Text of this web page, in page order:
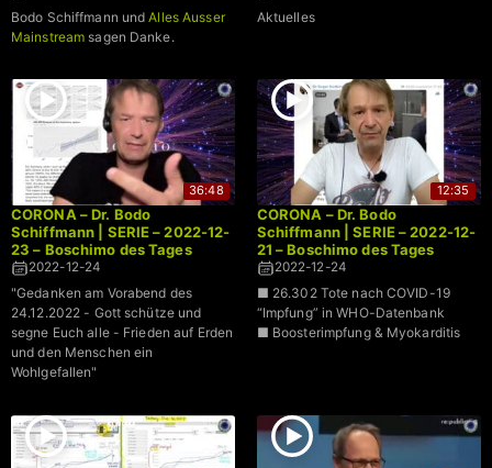
Bodo Schiffmann undAlles Ausser
Mainstream sagen Danke.
Aktuelles
36:48
CORONA – Dr. Bodo
Schiffmann | SERIE – 2022-12-
23 – Boschimo des Tages
2022-12-24
"Gedanken am Vorabend des
24.12.2022 - Gott schütze und
segne Euch alle - Frieden auf Erden
und den Menschen ein
Wohlgefallen"
12:35
CORONA – Dr. Bodo
Schiffmann | SERIE – 2022-12-
21 – Boschimo des Tages
2022-12-24
■ 26.302 Tote nach COVID-19
“Impfung” in WHO-Datenbank
■ Boosterimpfung & Myokarditis